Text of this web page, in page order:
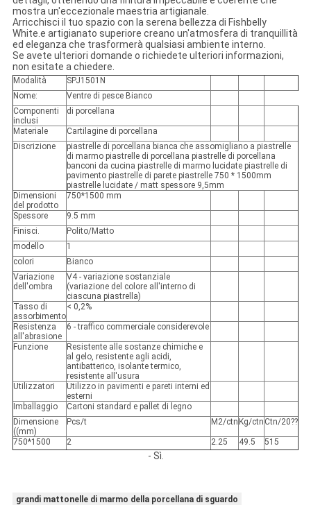
mostra un'eccezionale maestria artigianale.
Arricchisci il tuo spazio con la serena bellezza di Fishbelly
White.e artigianato superiore creano un'atmosfera di tranquillità
ed eleganza che trasformerà qualsiasi ambiente interno.
Se avete ulteriori domande o richiedete ulteriori informazioni,
non esitate a chiedere.
Modalità
SPJ1501N
Nome:
Ventre di pesce Bianco
Componenti
inclusi
di porcellana
Materiale
Cartilagine di porcellana
Discrizione
piastrelle di porcellana bianca che assomigliano a piastrelle
di marmo piastrelle di porcellana piastrelle di porcellana
banconi da cucina piastrelle di marmo lucidate piastrelle di
pavimento piastrelle di parete piastrelle 750 * 1500mm
piastrelle lucidate / matt spessore 9,5mm
Dimensioni
del prodotto
750*1500 mm
Spessore
9.5 mm
Finisci.
Polito/Matto
modello
1
colori
Bianco
Variazione
dell'ombra
V4 - variazione sostanziale
(variazione del colore all'interno di
ciascuna piastrella)
Tasso di
assorbimento
< 0,2%
Resistenza
all'abrasione
6 - traffico commerciale considerevole
Funzione
Resistente alle sostanze chimiche e
al gelo, resistente agli acidi,
antibatterico, isolante termico,
resistente all'usura
Utilizzatori
Utilizzo in pavimenti e pareti interni ed
esterni
Imballaggio
Cartoni standard e pallet di legno
Dimensione
((mm)
Pcs/t M2/ctn Kg/ctn Ctn/20??
750*1500 2 2.25 49.5 515
- Sì.
grandi mattonelle di marmo della porcellana di sguardo